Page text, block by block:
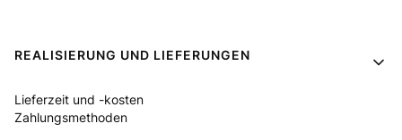
Fußzeilenmenü
REALISIERUNG UND LIEFERUNGEN
Lieferzeit und -kosten
Zahlungsmethoden